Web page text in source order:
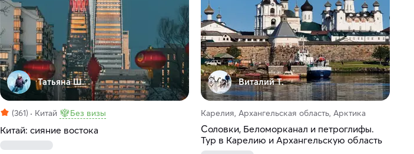
Татьяна Ш.
(361) Китай Без визы
Китай: сияние востока
Виталий Т.
Карелия, Архангельская область, Арктика
Соловки, Беломорканал и петроглифы.
Тур в Карелию и Архангельскую область